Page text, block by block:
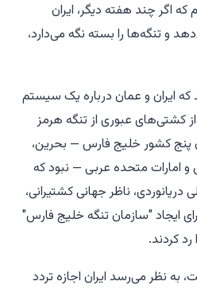
اگر چند هفته دیگر، ایران
و تنگه‌ها را بسته نگه می‌دارد،
ایران و عمان درباره یک سیستم
کشتی‌های عبوری از تنگه هرمز
پنج کشور خلیج فارس — بحرین،
امارات متحده عربی — نبود که
دریانوردی، ناظر جهانی کشتیرانی،
ایجاد "سازمان تنگه خلیج فارس"
کردند.
به نظر می‌رسد ایران اجازه تردد